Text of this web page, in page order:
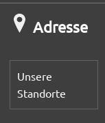
Adresse
Unsere
Standorte